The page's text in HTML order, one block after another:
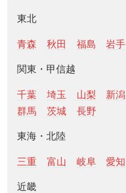
東北
青森 秋田 福島 岩手
関東・甲信越
千葉 埼玉 山梨 新潟
群馬
茨城 長野
東海・北陸
三重 富山 岐阜 愛知
近畿